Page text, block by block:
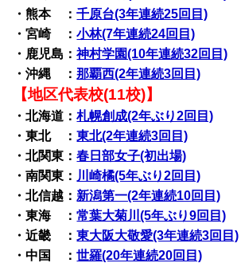
・熊本 ：千原台(3年連続25回目)
・宮崎 ：小林(7年連続24回目)
・鹿児島：神村学園(10年連続32回目)
・沖縄 ：那覇西(2年連続3回目)
【地区代表校(11校)】
・北海道：札幌創成(2年ぶり2回目)
・東北 ：東北(2年連続3回目)
・北関東：春日部女子(初出場)
・南関東： 川崎橘(5年ぶり2回目)
・北信越： 新潟第一(2年連続10回目)
・東海 ：常葉大菊川(5年ぶり9回目)
・近畿 ：東大阪大敬愛(3年連続3回目)
・中国 ：世羅(20年連続20回目)